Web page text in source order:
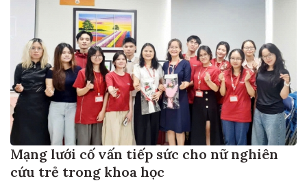
Mạng lưới cố vấn tiếp sức cho nữ nghiên
cứu trẻ trong khoa học